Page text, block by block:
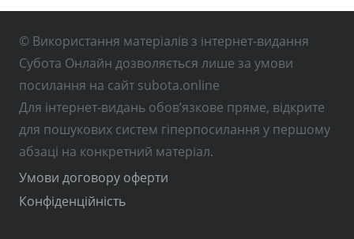
© Використання матеріалів з інтернет-видання
Субота Онлайн дозволяється лише за умови
посилання на сайт subota.online
Для інтернет-видань обов’язкове пряме, відкрите
для пошукових систем гіперпосилання у першому
абзаці на конкретний матеріал.
Умови договору оферти
Конфіденційність